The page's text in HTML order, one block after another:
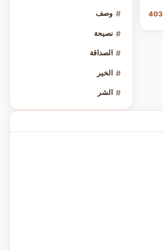
# وصف
# نصيحة
# الصداقة
# الخير
# الشر
403